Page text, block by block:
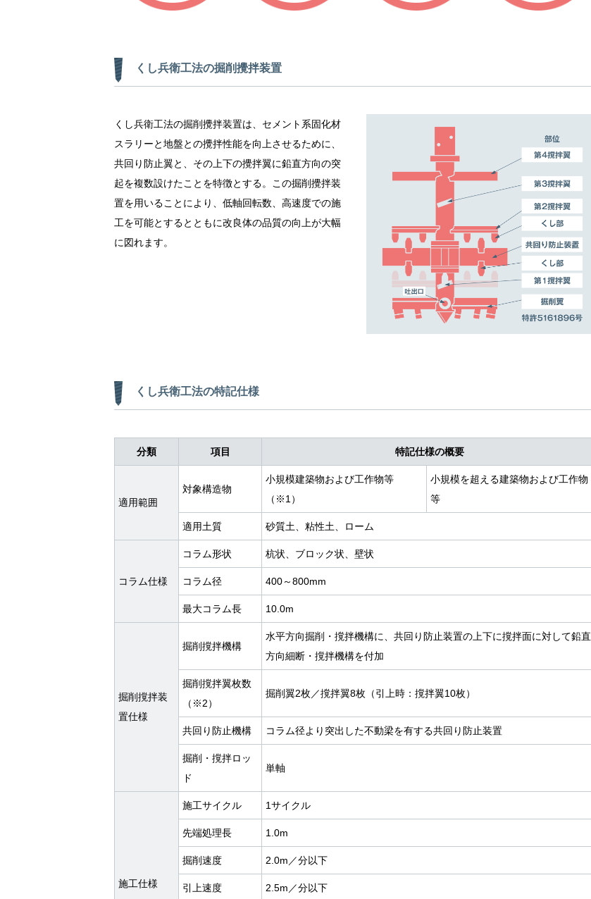
くし兵衛工法の掘削攪拌装置
くし兵衛工法の掘削攪拌装置は、セメント系固化材
スラリーと地盤との攪拌性能を向上させるために、
共回り防止翼と、その上下の攪拌翼に鉛直方向の突
起を複数設けたことを特徴とする。この掘削攪拌装
置を用いることにより、低軸回転数、高速度での施
工を可能とするとともに改良体の品質の向上が大幅
に図れます。
くし兵衛工法の特記仕様
分類 項目 特記仕様の概要
適用範囲
対象構造物
小規模建築物および工作物等
（※1）
小規模を超える建築物および工作物
等
適用土質 砂質土、粘性土、ローム
コラム仕様
コラム形状 杭状、ブロック状、壁状
コラム径 400～800mm
最大コラム長 10.0m
掘削撹拌装
置仕様
掘削撹拌機構
水平方向掘削・撹拌機構に、共回り防止装置の上下に撹拌面に対して鉛直
方向細断・撹拌機構を付加
掘削撹拌翼枚数
（※2）
掘削翼2枚／撹拌翼8枚（引上時：撹拌翼10枚）
共回り防止機構 コラム径より突出した不動梁を有する共回り防止装置
掘削・撹拌ロッ
ド
単軸
施工仕様
施工サイクル 1サイクル
先端処理長 1.0m
掘削速度 2.0m／分以下
引上速度 2.5m／分以下